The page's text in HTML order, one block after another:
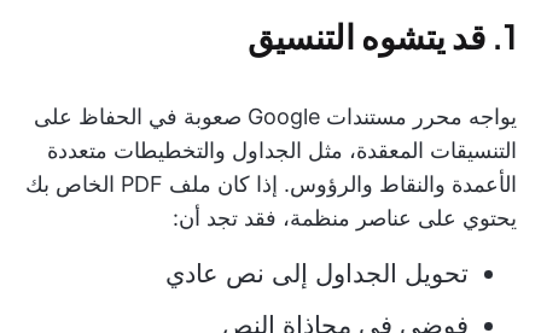
1. قد يتشوه التنسيق
يواجه محرر مستندات Google صعوبة في الحفاظ على
التنسيقات المعقدة، مثل الجداول والتخطيطات متعددة
الأعمدة والنقاط والرؤوس. إذا كان ملف PDF الخاص بك
يحتوي على عناصر منظمة، فقد تجد أن:
تحويل الجداول إلى نص عادي
فوضى في محاذاة النص